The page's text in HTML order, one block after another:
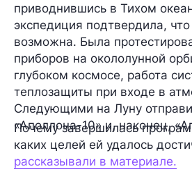
приводнившись в Тихом
экспедиция подтвердила,
возможна. Была
приборов на окололунной
глубоком космосе, работа
теплозащиты при входе в
Следующими на Луну
«Аполлона-10» и, наконец,
Почему завершилась
каких целей ей удалось
рассказывали в материале.